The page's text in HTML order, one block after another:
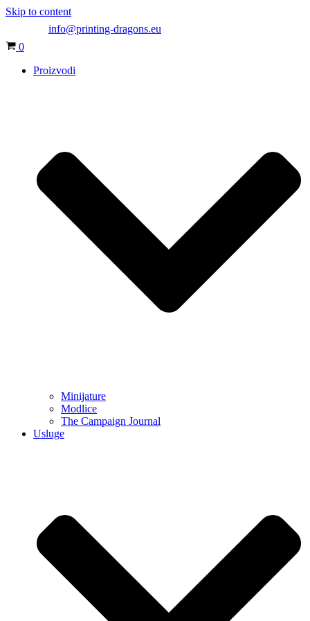
Skip to content
info@printing-dragons.eu
Cart
0
Proizvodi
Minijature
Modlice
The Campaign Journal
Usluge